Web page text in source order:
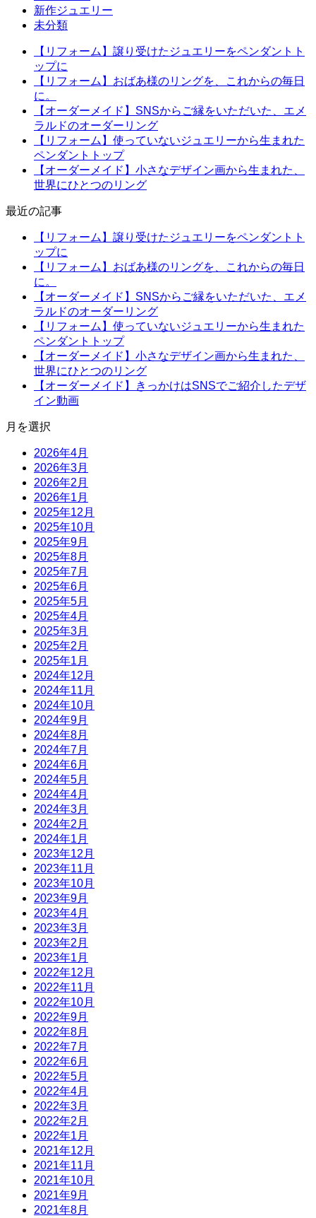
新作ジュエリー
未分類
【リフォーム】譲り受けたジュエリーをペンダントト
ップに
【リフォーム】おばあ様のリングを、これからの毎日
に。
【オーダーメイド】SNSからご縁をいただいた、エメ
ラルドのオーダーリング
【リフォーム】使っていないジュエリーから生まれた
ペンダントトップ
【オーダーメイド】小さなデザイン画から生まれた、
世界にひとつのリング
最近の記事
【リフォーム】譲り受けたジュエリーをペンダントト
ップに
【リフォーム】おばあ様のリングを、これからの毎日
に。
【オーダーメイド】SNSからご縁をいただいた、エメ
ラルドのオーダーリング
【リフォーム】使っていないジュエリーから生まれた
ペンダントトップ
【オーダーメイド】小さなデザイン画から生まれた、
世界にひとつのリング
【オーダーメイド】きっかけはSNSでご紹介したデザ
イン動画
月を選択
2026年4月
2026年3月
2026年2月
2026年1月
2025年12月
2025年10月
2025年9月
2025年8月
2025年7月
2025年6月
2025年5月
2025年4月
2025年3月
2025年2月
2025年1月
2024年12月
2024年11月
2024年10月
2024年9月
2024年8月
2024年7月
2024年6月
2024年5月
2024年4月
2024年3月
2024年2月
2024年1月
2023年12月
2023年11月
2023年10月
2023年9月
2023年4月
2023年3月
2023年2月
2023年1月
2022年12月
2022年11月
2022年10月
2022年9月
2022年8月
2022年7月
2022年6月
2022年5月
2022年4月
2022年3月
2022年2月
2022年1月
2021年12月
2021年11月
2021年10月
2021年9月
2021年8月